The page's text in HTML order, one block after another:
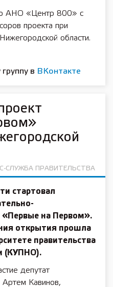
АНО «Центр 800» с
проекта при
области.
в ВКонтакте
СЛУЖБА ПРАВИТЕЛЬСТВА
стартовал
на Первом».
открытия прошла
правительства
(КУПНО).
депутат
Артем Кавинов,